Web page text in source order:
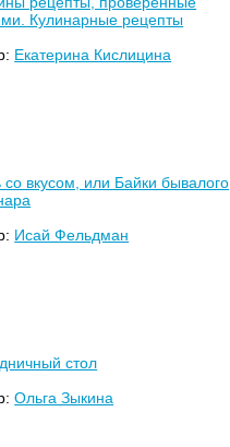
Кулинарные рецепты
Екатерина Кислицина
вкусом, или Байки бывалого
Исай Фельдман
стол
Ольга Зыкина